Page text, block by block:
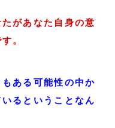
があなた自身の意
。
ある可能性の中か
るということなん